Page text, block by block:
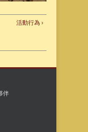
活動行為 ›
伴